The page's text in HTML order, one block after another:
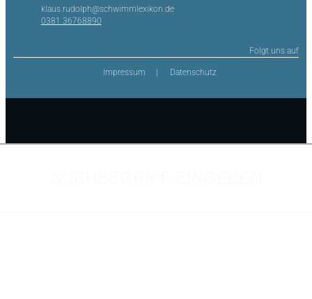
klaus.rudolph@schwimmlexikon.de
0381 36768890
Folgt uns auf
Impressum Datenschutz